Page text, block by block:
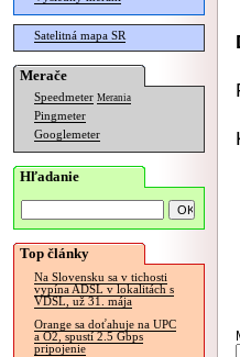
Satelitná mapa SR
Merače
Speedmeter Merania
Pingmeter
Googlemeter
Hľadanie
Top články
Na Slovensku sa v tichosti
vypína ADSL v lokalitách s
VDSL, už 31. mája
Orange sa doťahuje na UPC
a O2, spustí 2.5 Gbps
pripojenie